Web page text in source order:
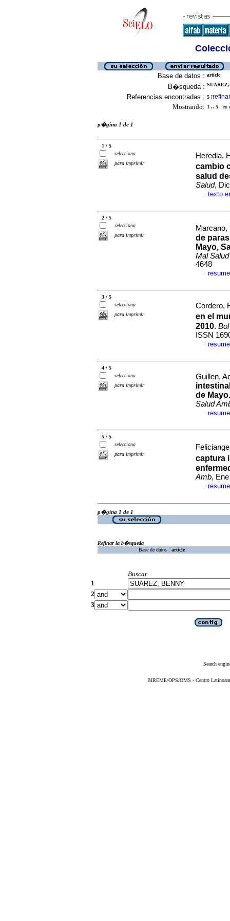
Base de datos : article
B�squeda :
Referencias encontradas : 5 [refinar
Mostrando: 1 .. 5 en
p�gina 1 de 1
1 / 5
selecciona
para imprimir
Heredia,
cambio
salud
Salud,
· texto
2 / 5
selecciona
para imprimir
de
Mayo,
Mal
4648
·
3 / 5
selecciona
para imprimir
Cordero,
en el
2010.
ISSN
·
4 / 5
selecciona
para imprimir
Guillen,
de
Salud
·
5 / 5
selecciona
para imprimir
captura
Amb,
·
p�gina 1 de 1
Refinar la b�squeda
Base de datos : article
Buscar
1
2
3
Search
BIREME/OPS/OMS - Centro